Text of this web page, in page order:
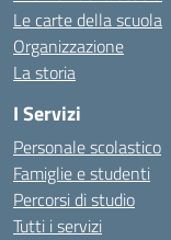
Le carte della scuola
Organizzazione
La storia
I Servizi
Personale scolastico
Famiglie e studenti
Percorsi di studio
Tutti i servizi